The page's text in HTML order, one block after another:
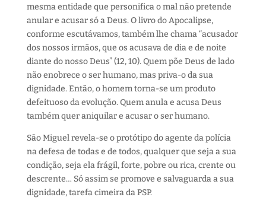
mesma entidade que personifica o mal não pretende
anular e acusar só a Deus. O livro do Apocalipse,
conforme escutávamos, também lhe chama “acusador
dos nossos irmãos, que os acusava de dia e de noite
diante do nosso Deus” (12, 10). Quem põe Deus de lado
não enobrece o ser humano, mas priva-o da sua
dignidade. Então, o homem torna-se um produto
defeituoso da evolução. Quem anula e acusa Deus
também quer aniquilar e acusar o ser humano.
São Miguel revela-se o protótipo do agente da polícia
na defesa de todas e de todos, qualquer que seja a sua
condição, seja ela frágil, forte, pobre ou rica, crente ou
descrente… Só assim se promove e salvaguarda a sua
dignidade, tarefa cimeira da PSP.